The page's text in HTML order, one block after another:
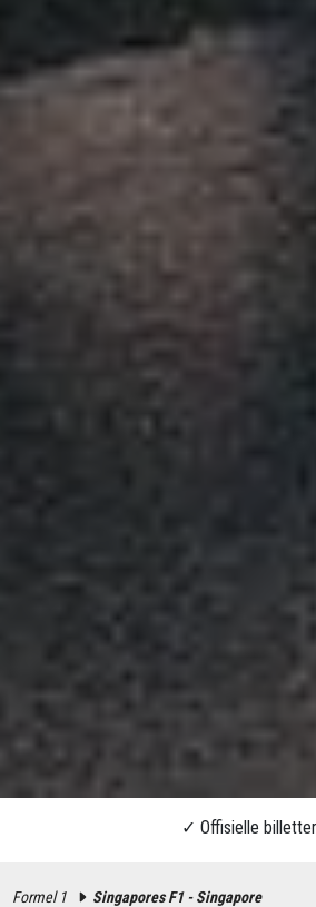
Formel 1 Singapores F1 - Singapore